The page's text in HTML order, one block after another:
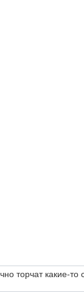
торчат какие-